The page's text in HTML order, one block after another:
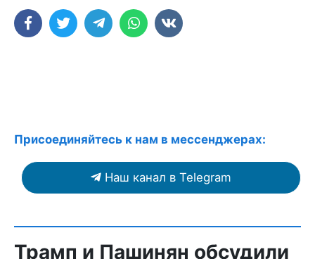
Присоединяйтесь к нам в мессенджерах:
Наш канал в Telegram
Трамп и Пашинян обсудили